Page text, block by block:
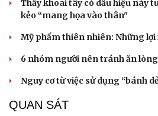
Thấy khoai tây có dấu hiệu này
kẻo “mang họa vào thân"
Mỹ phẩm thiên nhiên: Những lợi
6 nhóm người nên tránh ăn
Nguy cơ từ việc sử dụng “bánh
QUAN SÁT